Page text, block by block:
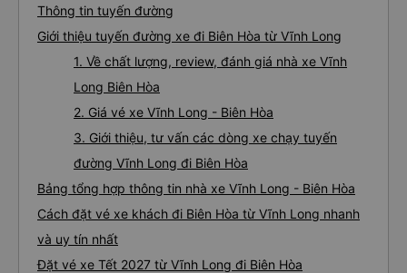
Thông tin tuyến đường
Giới thiệu tuyến đường xe đi Biên Hòa từ Vĩnh Long
1. Về chất lượng, review, đánh giá nhà xe Vĩnh
Long Biên Hòa
2. Giá vé xe Vĩnh Long - Biên Hòa
3. Giới thiệu, tư vấn các dòng xe chạy tuyến
đường Vĩnh Long đi Biên Hòa
Bảng tổng hợp thông tin nhà xe Vĩnh Long - Biên Hòa
Cách đặt vé xe khách đi Biên Hòa từ Vĩnh Long nhanh
và uy tín nhất
Đặt vé xe Tết 2027 từ Vĩnh Long đi Biên Hòa